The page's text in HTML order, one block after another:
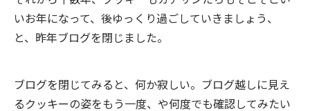
いお年になって、後ゆっくり過ごしていきましょう、
と、昨年ブログを閉じました。
ブログを閉じてみると、何か寂しい。ブログ越しに見え
るクッキーの姿をもう一度、や何度でも確認してみたい